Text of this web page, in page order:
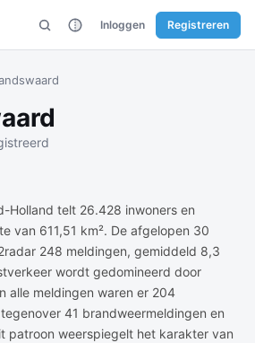
Inloggen Registreren
Holland telt 26.428 inwoners en
van 611,51 km². De afgelopen 30
248 meldingen, gemiddeld 8,3
wordt gedomineerd door
alle meldingen waren er 204
41 brandweermeldingen en
patroon weerspiegelt het karakter van